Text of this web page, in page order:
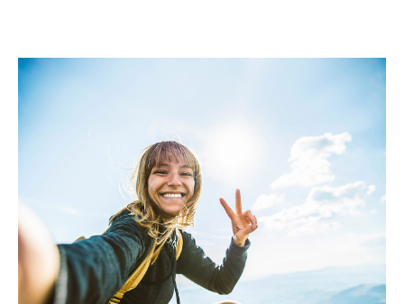
Erfahren Sie mehr über unser klassisches Girokonto
(mit Klimarabatt für Neukunden!), unser
GirokontoStart Klima für junge Menschen, unser
Gemeinschaftskonto und unser Mikrokonto! Auf den
folgenden Seiten finden Sie alle Informationen zu den
Vorteilen, Leistungen und Preisen. Mit nur wenigen
Klicks können Sie anschließend in nur 10 Minuten Ihr
passendes Konto eröffnen.